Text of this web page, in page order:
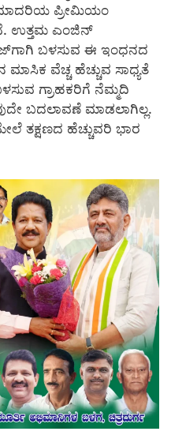
ಮಾದರಿಯ ಪ್ರೀಮಿಯಂ
ಉತ್ತಮ ಎಂಜಿನ್
ಬಳಸುವ ಈ ಇಂಧನದ
ವೆಚ್ಚ ಹೆಚ್ಚುವ ಸಾಧ್ಯತೆ
ಗ್ರಾಹಕರಿಗೆ ನೆಮ್ಮದಿ
ಬದಲಾವಣೆ ಮಾಡಲಾಗಿಲ್ಲ.
ತಕ್ಷಣದ ಹೆಚ್ಚುವರಿ ಭಾರ